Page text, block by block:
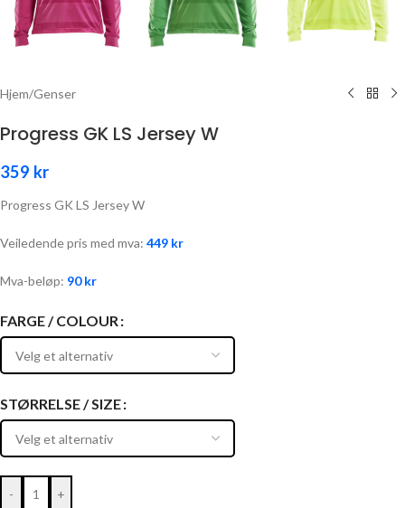
Hjem/Genser
Progress GK LS Jersey W
359 kr
Progress GK LS Jersey W
Veiledende pris med mva: 449 kr
Mva-beløp: 90kr
FARGE / COLOUR
STØRRELSE / SIZE
- +